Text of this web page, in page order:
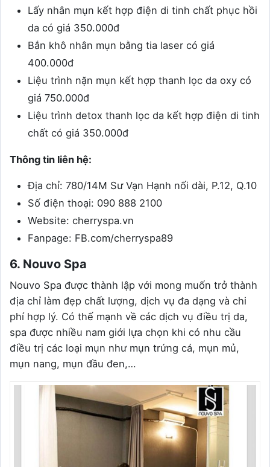
Lấy nhân mụn kết hợp điện di tinh chất phục hồi
da có giá 350.000đ
Bắn khô nhân mụn bằng tia laser có giá
400.000đ
Liệu trình nặn mụn kết hợp thanh lọc da oxy có
giá 750.000đ
Liệu trình detox thanh lọc da kết hợp điện di tinh
chất có giá 350.000đ
Thông tin liên hệ:
Địa chỉ: 780/14M Sư Vạn Hạnh nối dài, P.12, Q.10
Số điện thoại: 090 888 2100
Website: cherryspa.vn
Fanpage: FB.com/cherryspa89
6. Nouvo Spa
Nouvo Spa được thành lập với mong muốn trở thành
địa chỉ làm đẹp chất lượng, dịch vụ đa dạng và chi
phí hợp lý. Có thế mạnh về các dịch vụ điều trị da,
spa được nhiều nam giới lựa chọn khi có nhu cầu
điều trị các loại mụn như mụn trứng cá, mụn mủ,
mụn nang, mụn đầu đen,…